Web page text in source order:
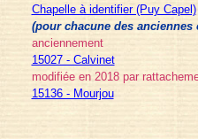
Chapelle à identifier (Puy Capel)
(pour chacune des
anciennement
15027 - Calvinet
modifiée en 2018 par
15136 - Mourjou